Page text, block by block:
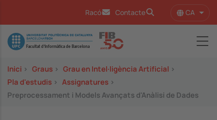
Racó Contacte CA
Image
Inici > Graus > Grau en Intel·ligència Artificial >
Pla d'estudis > Assignatures >
Preprocessament i Models Avançats d'Anàlisi de Dades